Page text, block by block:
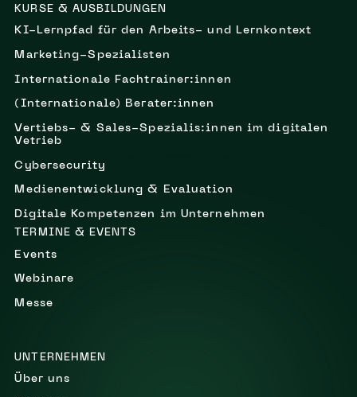
KURSE & AUSBILDUNGEN
KI-Lernpfad für den Arbeits- und Lernkontext
Marketing-Spezialisten
Internationale Fachtrainer:innen
(Internationale) Berater:innen
Vertiebs- & Sales-Spezialis:innen im digitalen
Vetrieb
Cybersecurity
Medienentwicklung & Evaluation
Digitale Kompetenzen im Unternehmen
TERMINE & EVENTS
Events
Webinare
Messe
UNTERNEHMEN
Über uns